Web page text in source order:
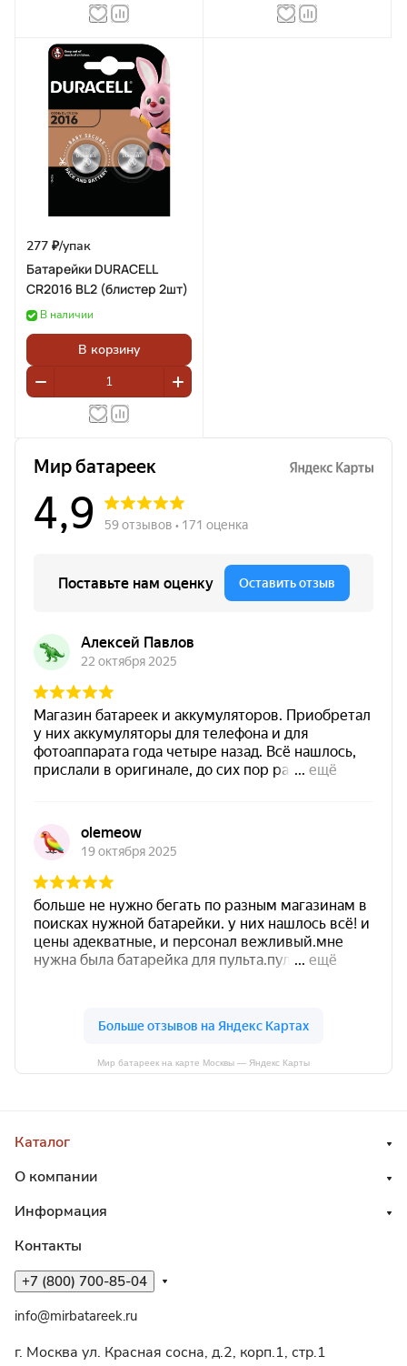
277 ₽/упак
Батарейки DURACELL
CR2016 BL2 (блистер 2шт)
В наличии
В корзину
Мир батареек на карте Москвы — Яндекс Карты
Каталог
О компании
Информация
Контакты
+7 (800) 700-85-04
info@mirbatareek.ru
г. Москва ул. Красная сосна, д.2, корп.1, стр.1